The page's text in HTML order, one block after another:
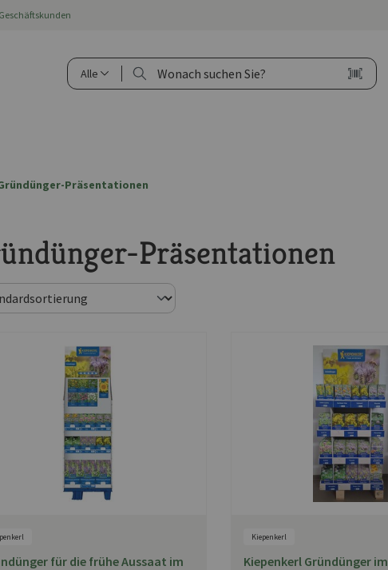
Alle
Präsentationen
Präsentationen
für die frühe Aussaat im
Kiepenkerl
Kiepenkerl Gründünger im